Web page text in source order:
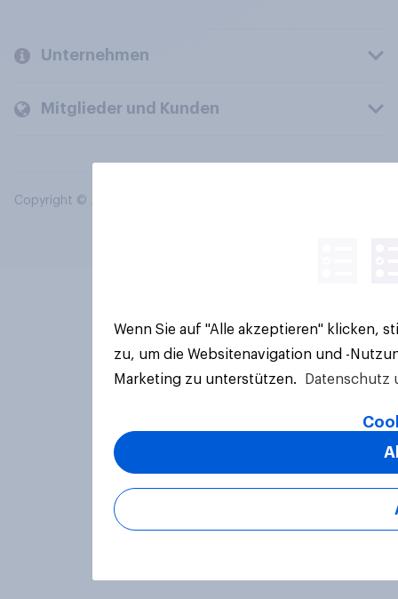
Unternehmen
Mitglieder und Kunden
Copyright © 2026 YouGov PLC. Alle Rechte vorbehalten.
Wenn Sie auf "Alle akzeptieren" klicken,
zu, um die Websitenavigation und -
Marketing zu unterstützen.
Datenschutz